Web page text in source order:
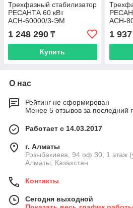
Трехфазный стабилизатор
РЕСАНТА 60 кВт
АСН-60000/3-ЭМ
электромеханический
1 248 290 ₸
Купить
АСН-
1
О нас
Рейтинг не сформирован
Менее 5 отзывов за последний
Работает с 14.03.2017
г. Алматы
Розыбакиева, 94 оф.30, 1 этаж
Алматы, Казахстан
Контакты
Сегодня выходной